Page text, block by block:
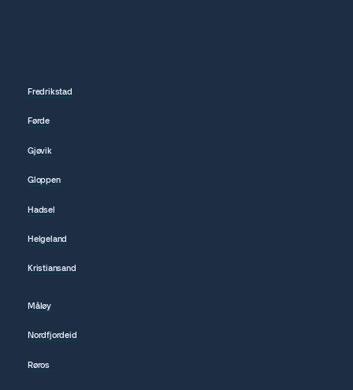
Fredrikstad
Førde
Gjøvik
Gloppen
Hadsel
Helgeland
Kristiansand
Måløy
Nordfjordeid
Røros